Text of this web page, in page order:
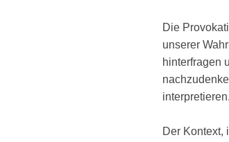
Die
unserer
hinterfragen
interpretieren.
Der Kontext,